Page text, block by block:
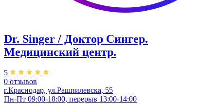
Dr. Singer / Доктор Сингер.
Медицинский центр.
5
0 отзывов
г.Краснодар, ул.Рашпилевска, 55
Пн-Пт 09:00-18:00, перерыв 13:00-14:00